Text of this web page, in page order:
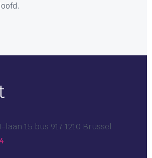
15 bus 917 1210 Brussel